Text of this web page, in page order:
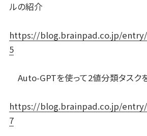
ルの紹介
https://blog.brainpad.co.jp/entry/
5
Auto-GPTを使って2値分類タスク
https://blog.brainpad.co.jp/entry/
7